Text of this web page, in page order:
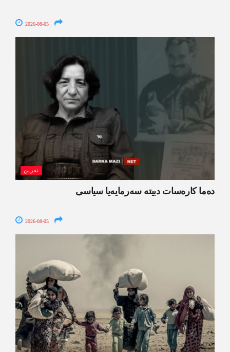
2026-08-05
نەرین
ده‌ما کاره‌سات دبیتە سه‌رمایه‌یا سیاسی
2026-08-05